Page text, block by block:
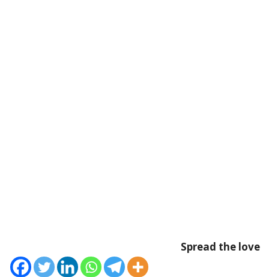
Spread the love